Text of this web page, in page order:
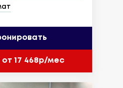
от 17 468р/мес